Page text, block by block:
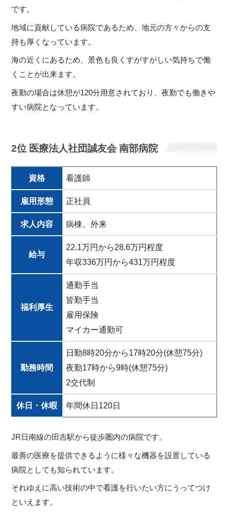
です。
地域に貢献している病院であるため、地元の方々からの支
持も厚くなっています。
海の近くにあるため、景色も良くすがすがしい気持ちで働
くことが出来ます。
夜勤の場合は休憩が120分用意されており、夜勤でも働きや
すい病院となっています。
2位 医療法人社団誠友会 南部病院
資格 看護師
雇用形態 正社員
求人内容 病棟、外来
給与
22.1万円から28.6万円程度
年収336万円から431万円程度
福利厚生
通勤手当
皆勤手当
雇用保険
マイカー通勤可
勤務時間
日勤8時20分から17時20分(休憩75分)
夜勤17時から9時(休憩75分)
2交代制
休日・休暇 年間休日120日
JR日南線の田吉駅から徒歩圏内の病院です。
最善の医療を提供できるように様々な機器を設置している
病院としても知られています。
それゆえに高い技術の中で看護を行いたい方にうってつけ
といえます。